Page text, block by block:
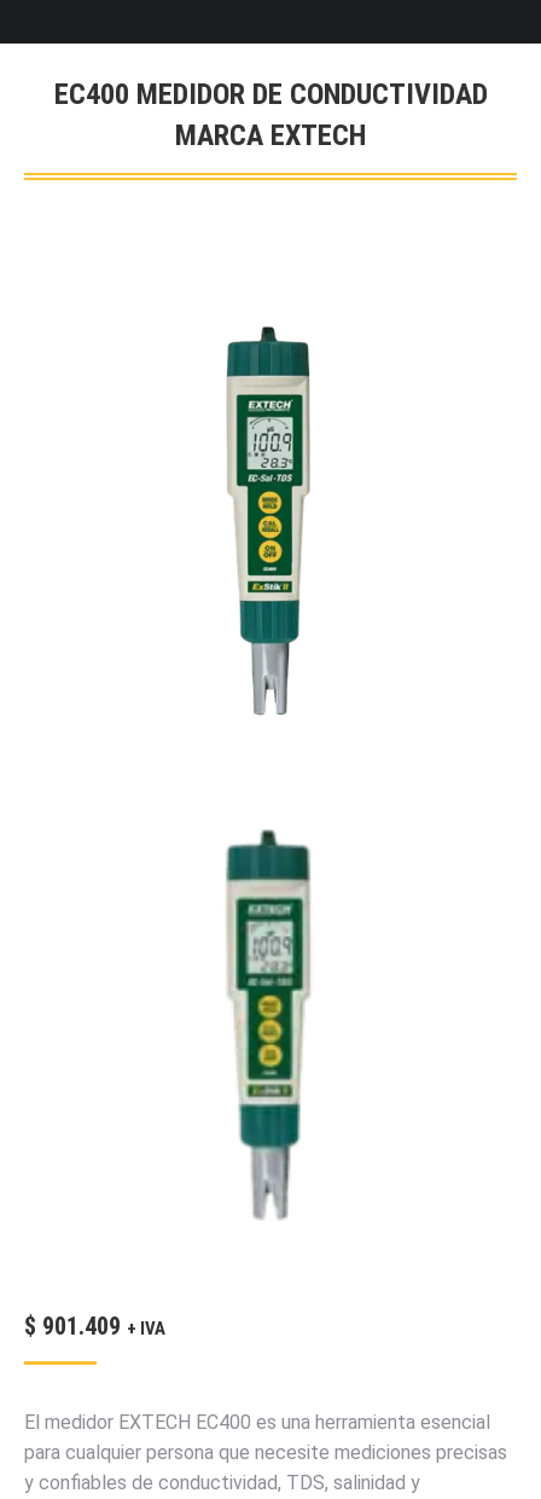
EC400 MEDIDOR DE CONDUCTIVIDAD
MARCA EXTECH
$ 901.409 + IVA
El medidor EXTECH EC400 es una herramienta esencial
para cualquier persona que necesite mediciones precisas
y confiables de conductividad, TDS, salinidad y